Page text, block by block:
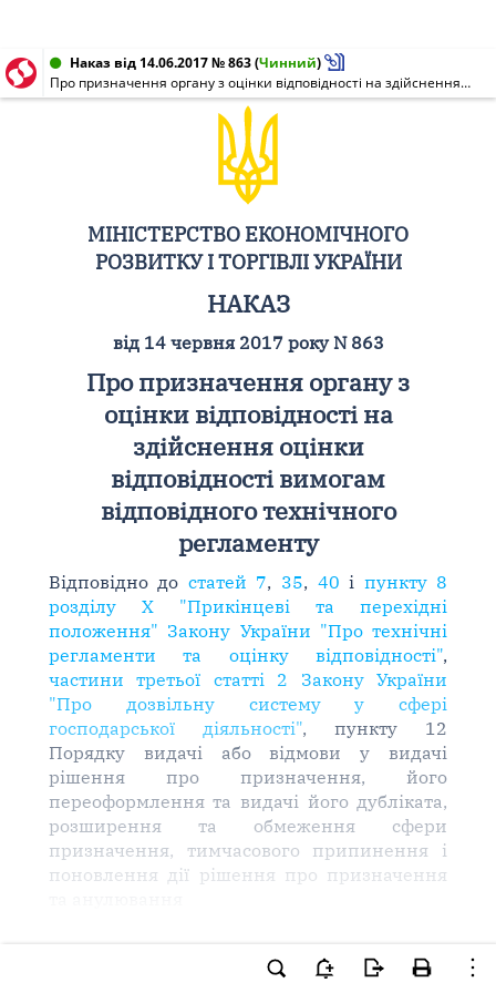
Наказ від 14.06.2017 № 863(Чинний)
Про призначення органу з оцінки відповідності на здійснення оцінки відповідності вимогам відповідного технічного регламенту
МІНІСТЕРСТВО ЕКОНОМІЧНОГО
РОЗВИТКУ І ТОРГІВЛІ УКРАЇНИ
НАКАЗ
від 14 червня 2017 року N 863
Про призначення органу з
оцінки відповідності на
здійснення оцінки
відповідності вимогам
відповідного технічного
регламенту
Відповідно до статей 7, 35, 40 і пункту 8
розділу X "Прикінцеві та перехідні
положення" Закону України "Про технічні
регламенти та оцінку відповідності",
частини третьої статті 2 Закону України
"Про дозвільну систему у сфері
господарської діяльності", пункту 12
Порядку видачі або відмови у видачі
рішення про призначення, його
переоформлення та видачі його дубліката,
розширення та обмеження сфери
призначення, тимчасового припинення і
поновлення дії рішення про призначення